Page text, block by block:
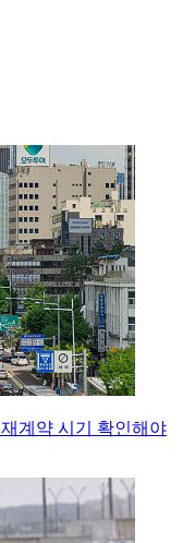
계약 시기 확인해야